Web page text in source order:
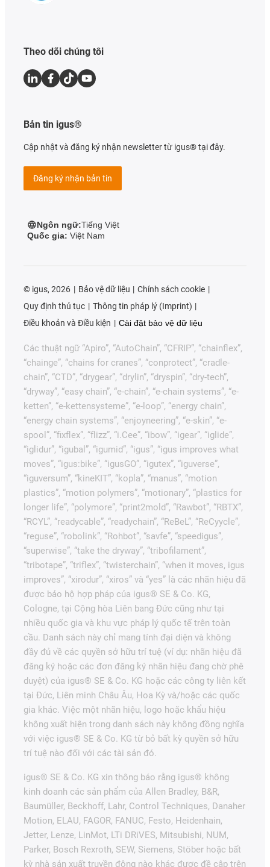
Theo dõi chúng tôi
Bản tin igus®
Cập nhật và đăng ký nhận newsletter từ igus® tại đây.
Đăng ký nhận bản tin
Ngôn ngữ:Tiếng Việt
Quốc gia: Việt Nam
© igus, 2026 Bảo vệ dữ liệu
Chính sách cookie
Quy định thủ tục
Thông tin pháp lý (Imprint)
Điều khoản và Điều kiện
Cài đặt bảo vệ dữ liệu
Các thuật ngữ “Apiro”, “AutoChain”, “CFRIP”, “chainflex”,
“chainge”, “chains for cranes”, “conprotect”, “cradle-
chain”, “CTD”, “drygear”, “drylin”, “dryspin”, “dry-tech”,
“dryway”, “easy chain”, “e-chain”, “e-chain systems”, “e-
ketten”, “e-kettensysteme”, “e-loop”, “energy chain”,
“energy chain systems”, “enjoyneering”, “e-skin”, “e-
spool”, “fixflex”, “flizz”, “i.Cee”, “ibow”, “igear”, “iglide”,
“iglidur”, “igubal”, “igumid”, “igus”, “igus improves what
moves”, “igus:bike”, “igusGO”, “igutex”, “iguverse”,
“iguversum”, “kineKIT”, “kopla”, “manus”, “motion
plastics”, “motion polymers”, “motionary”, “plastics for
longer life”, “polymore”, “print2mold”, “Rawbot”, “RBTX”,
“RCYL”, “readycable”, “readychain”, “ReBeL”, “ReCyycle”,
“reguse”, “robolink”, “Rohbot”, “savfe”, “speedigus”,
“superwise”, “take the dryway”, “tribofilament”,
“tribotape”, “triflex”, “twisterchain”, “when it moves, igus
improves”, “xirodur”, “xiros” và “yes” là các nhãn hiệu đã
được bảo hộ hợp pháp của igus® SE & Co. KG,
Cologne, tại Cộng hòa Liên bang Đức cũng như tại
nhiều quốc gia và khu vực pháp lý quốc tế trên toàn
cầu. Danh sách này chỉ mang tính đại diện và không
đầy đủ về các quyền sở hữu trí tuệ (ví dụ: nhãn hiệu đã
đăng ký hoặc các đơn đăng ký nhãn hiệu đang chờ phê
duyệt) của igus® SE & Co. KG hoặc các công ty liên kết
tại Đức, Liên minh Châu Âu, Hoa Kỳ và/hoặc các quốc
gia khác. Việc một nhãn hiệu, logo hoặc khẩu hiệu
không xuất hiện trong danh sách này không đồng nghĩa
với việc igus® SE & Co. KG từ bỏ bất kỳ quyền sở hữu
trí tuệ nào đối với các tài sản đó.
igus® SE & Co. KG xin thông báo rằng igus® không
kinh doanh các sản phẩm của Allen Bradley, B&R,
Baumüller, Beckhoff, Lahr, Control Techniques, Danaher
Motion, ELAU, FAGOR, FANUC, Festo, Heidenhain,
Jetter, Lenze, LinMot, LTi DRiVES, Mitsubishi, NUM,
Parker, Bosch Rexroth, SEW, Siemens, Stöber hoặc bất
kỳ nhà sản xuất truyền động nào khác được đề cập trên